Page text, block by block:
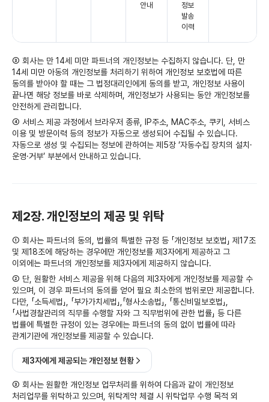
안내
정보
발송
이력
③ 회사는 만 14세 미만 파트너의 개인정보는 수집하지 않습니다. 단, 만
14세 미만 아동의 개인정보를 처리하기 위하여 개인정보 보호법에 따른
동의를 받아야 할 때는 그 법정대리인에게 동의를 받고, 개인정보 사용이
끝나면 해당 정보를 바로 삭제하며, 개인정보가 사용되는 동안 개인정보를
안전하게 관리합니다.
④ 서비스 제공 과정에서 브라우저 종류, IP주소, MAC주소, 쿠키, 서비스
이용 및 방문이력 등의 정보가 자동으로 생성되어 수집될 수 있습니다.
자동으로 생성 및 수집되는 정보에 관하여는 제5장 ‘자동수집 장치의 설치·
운영·거부’ 부분에서 안내하고 있습니다.
제2장. 개인정보의 제공 및 위탁
① 회사는 파트너의 동의, 법률의 특별한 규정 등 「개인정보 보호법」 제17조
및 제18조에 해당하는 경우에만 개인정보를 제3자에게 제공하고 그
이외에는 파트너의 개인정보를 제3자에게 제공하지 않습니다.
② 단, 원활한 서비스 제공을 위해 다음의 제3자에게 개인정보를 제공할 수
있으며, 이 경우 파트너의 동의를 얻어 필요 최소한의 범위로만 제공합니다.
다만, 「소득세법」, 「부가가치세법」,「형사소송법」, 「통신비밀보호법」,
「사법경찰관리의 직무를 수행할 자와 그 직무범위에 관한 법률」 등 다른
법률에 특별한 규정이 있는 경우에는 파트너의 동의 없이 법률에 따라
관계기관에 개인정보를 제공할 수 있습니다.
제3자에게 제공되는 개인정보 현황
③ 회사는 원활한 개인정보 업무처리를 위하여 다음과 같이 개인정보
처리업무를 위탁하고 있으며, 위탁계약 체결 시 위탁업무 수행 목적 외